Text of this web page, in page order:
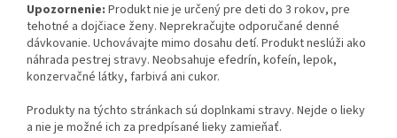
Upozornenie: Produkt nie je určený pre deti do 3 rokov, pre
tehotné a dojčiace ženy. Neprekračujte odporučané denné
dávkovanie. Uchovávajte mimo dosahu detí. Produkt neslúži ako
náhrada pestrej stravy. Neobsahuje efedrín, kofeín, lepok,
konzervačné látky, farbivá ani cukor.
Produkty na týchto stránkach sú doplnkami stravy. Nejde o lieky
a nie je možné ich za predpísané lieky zamieňať.